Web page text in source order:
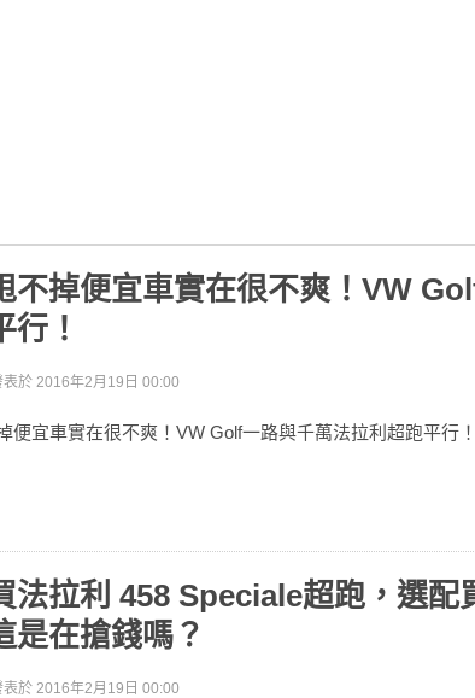
不掉便宜車實在很不爽！VW
行！
表於 2016年2月19日 00:00
便宜車實在很不爽！VW Golf一路與千萬法拉利超跑平行！
法拉利 458 Speciale超跑，選配
是在搶錢嗎？
表於 2016年2月19日 00:00